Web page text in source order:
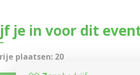
je in voor dit
plaatsen: 20